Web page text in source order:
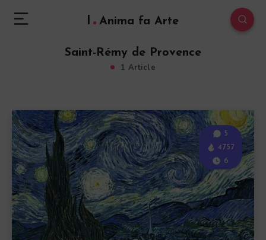
l Anima fa Arte
Saint-Rémy de Provence
1 Article
5
4757
6